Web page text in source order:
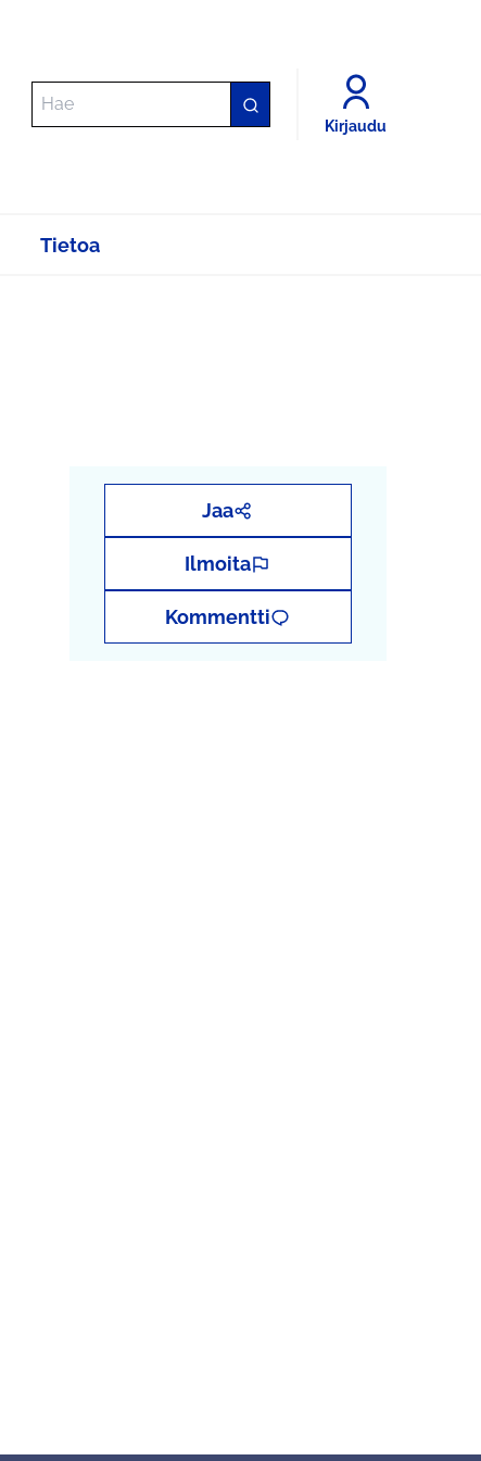
Kirjaudu
Tietoa
Jaa
Ilmoita
Kommentti